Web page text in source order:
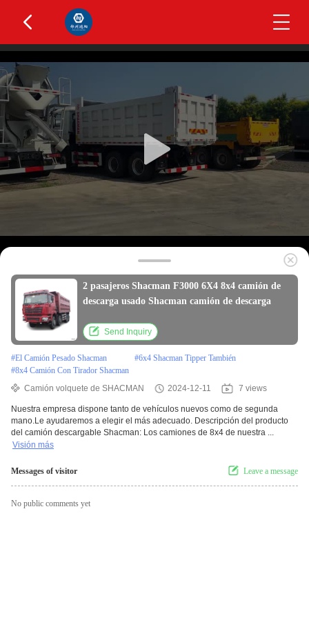
2 pasajeros Shacman F3000 6X4 8x4 camión de
descarga usado Shacman camión de descarga
Send Inquiry
#El Camión Pesado Shacman #6x4 Shacman Tipper También
#8x4 Camión Con Tirador Shacman
Camión volquete de SHACMAN
2024-12-11 7 views
Nuestra empresa dispone tanto de vehículos nuevos como de segunda
mano.Le ayudaremos a elegir el más adecuado. Descripción del producto
del camión descargable Shacman: Los camiones de 8x4 de nuestra ...
Visión más
Messages of visitor Leave a message
No public comments yet